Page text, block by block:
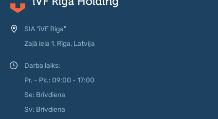
SIA "iVF Riga"
Zaļā iela 1, Rīga, Latvija
Darba laiks:
Pr. - Pk.: 09:00 - 17:00
Se: Brīvdiena
Sv: Brīvdiena